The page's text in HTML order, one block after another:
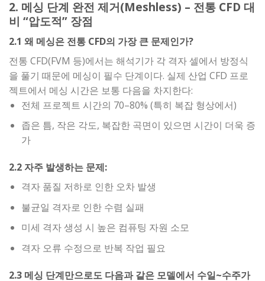
2. 메싱 단계 완전 제거(Meshless) – 전통 CFD 대
비 “압도적” 장점
2.1 왜 메싱은 전통 CFD의 가장 큰 문제인가?
전통 CFD(FVM 등)에서는 해석기가 각 격자 셀에서 방정식
을 풀기 때문에 메싱이 필수 단계이다. 실제 산업 CFD 프로
젝트에서 메싱 시간은 보통 다음을 차지한다:
전체 프로젝트 시간의 70–80% (특히 복잡 형상에서)
좁은 틈, 작은 각도, 복잡한 곡면이 있으면 시간이 더욱 증
가
2.2 자주 발생하는 문제:
격자 품질 저하로 인한 오차 발생
불균일 격자로 인한 수렴 실패
미세 격자 생성 시 높은 컴퓨팅 자원 소모
격자 오류 수정으로 반복 작업 필요
2.3 메싱 단계만으로도 다음과 같은 모델에서 수일~수주가